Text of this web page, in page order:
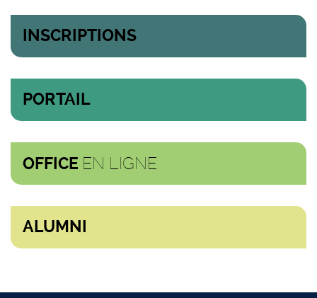
INSCRIPTIONS
PORTAIL
OFFICE EN LIGNE
ALUMNI